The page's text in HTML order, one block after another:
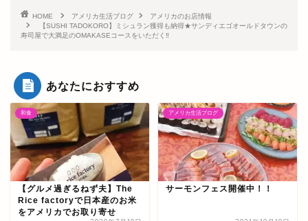
HOME アメリカ生活ブログ
アメリカのお店情報
【SUSHI TADOKORO】ミシュラン獲得も納得★サンディエゴオールドタウンの
寿司屋で大満足のOMAKASEコースをいただく‼
あなたにおすすめ
和食
【グルメ過ぎるねず夫】The
Rice factoryで日本産のお米
をアメリカでお取り寄せ
アメリカ生活ブログ
サーモンフェス開催中！！